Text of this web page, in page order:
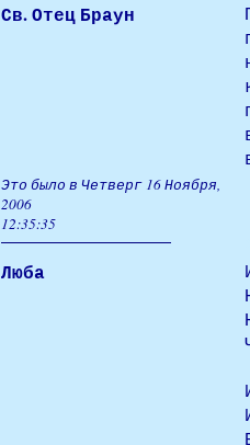
Св. Отец Браун
Это было в Четверг 16 Ноября,
2006
12:35:35
Люба